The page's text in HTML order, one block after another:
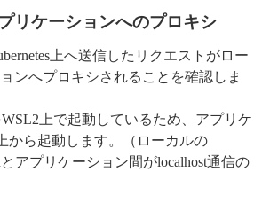
リケーションへのプロキシ
上へ送信したリクエストがロー
ンへプロキシされることを確認しま
WSL2上で起動しているため、アプリケ
から起動します。（ローカルの
とアプリケーション間がlocalhost通信の